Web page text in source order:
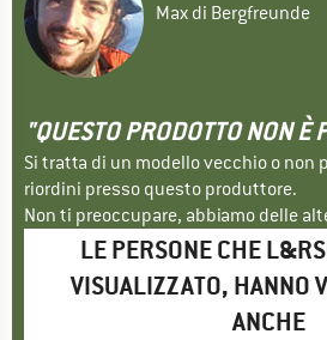
Max di Bergfreunde
"QUESTO PRODOTTO NON
Si tratta di un modello vecchio o non
riordini presso questo produttore.
Non ti preoccupare, abbiamo delle
LE PERSONE CHE
VISUALIZZATO, HANNO
ANCHE